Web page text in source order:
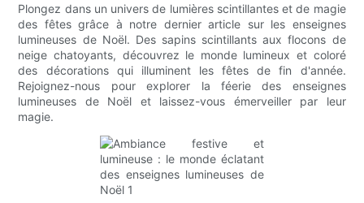
Plongez dans un univers de lumières scintillantes et de magie
des fêtes grâce à notre dernier article sur les enseignes
lumineuses de Noël. Des sapins scintillants aux flocons de
neige chatoyants, découvrez le monde lumineux et coloré
des décorations qui illuminent les fêtes de fin d'année.
Rejoignez-nous pour explorer la féerie des enseignes
lumineuses de Noël et laissez-vous émerveiller par leur
magie.